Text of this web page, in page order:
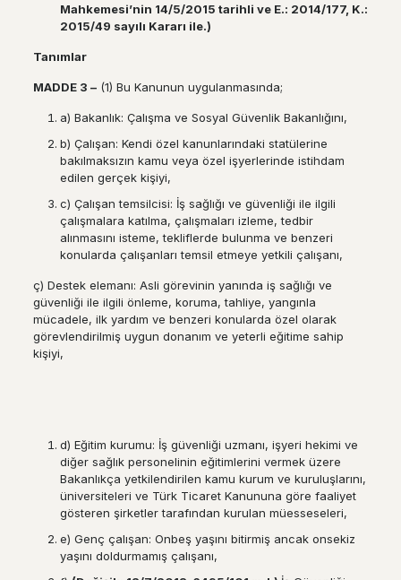
Mahkemesi’nin 14/5/2015 tarihli ve E.: 2014/177, K.:
2015/49 sayılı Kararı ile.)
Tanımlar
MADDE 3 –(1) Bu Kanunun uygulanmasında;
a) Bakanlık: Çalışma ve Sosyal Güvenlik Bakanlığını,
b) Çalışan: Kendi özel kanunlarındaki statülerine
bakılmaksızın kamu veya özel işyerlerinde istihdam
edilen gerçek kişiyi,
c) Çalışan temsilcisi: İş sağlığı ve güvenliği ile ilgili
çalışmalara katılma, çalışmaları izleme, tedbir
alınmasını isteme, tekliflerde bulunma ve benzeri
konularda çalışanları temsil etmeye yetkili çalışanı,
ç) Destek elemanı: Asli görevinin yanında iş sağlığı ve
güvenliği ile ilgili önleme, koruma, tahliye, yangınla
mücadele, ilk yardım ve benzeri konularda özel olarak
görevlendirilmiş uygun donanım ve yeterli eğitime sahip
kişiyi,
d) Eğitim kurumu: İş güvenliği uzmanı, işyeri hekimi ve
diğer sağlık personelinin eğitimlerini vermek üzere
Bakanlıkça yetkilendirilen kamu kurum ve kuruluşlarını,
üniversiteleri ve Türk Ticaret Kanununa göre faaliyet
gösteren şirketler tarafından kurulan müesseseleri,
e) Genç çalışan: Onbeş yaşını bitirmiş ancak onsekiz
yaşını doldurmamış çalışanı,